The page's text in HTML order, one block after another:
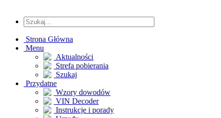
Strona Główna
Menu
Aktualności
Strefa pobierania
Szukaj
Przydatne
Wzory dowodów
VIN Decoder
Instrukcje i porady